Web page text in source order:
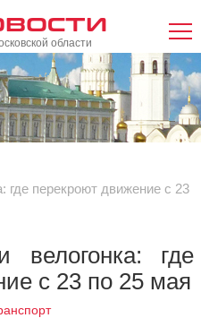
области
где перекроют движение с 23
велогонка: где
с 23 по 25 мая